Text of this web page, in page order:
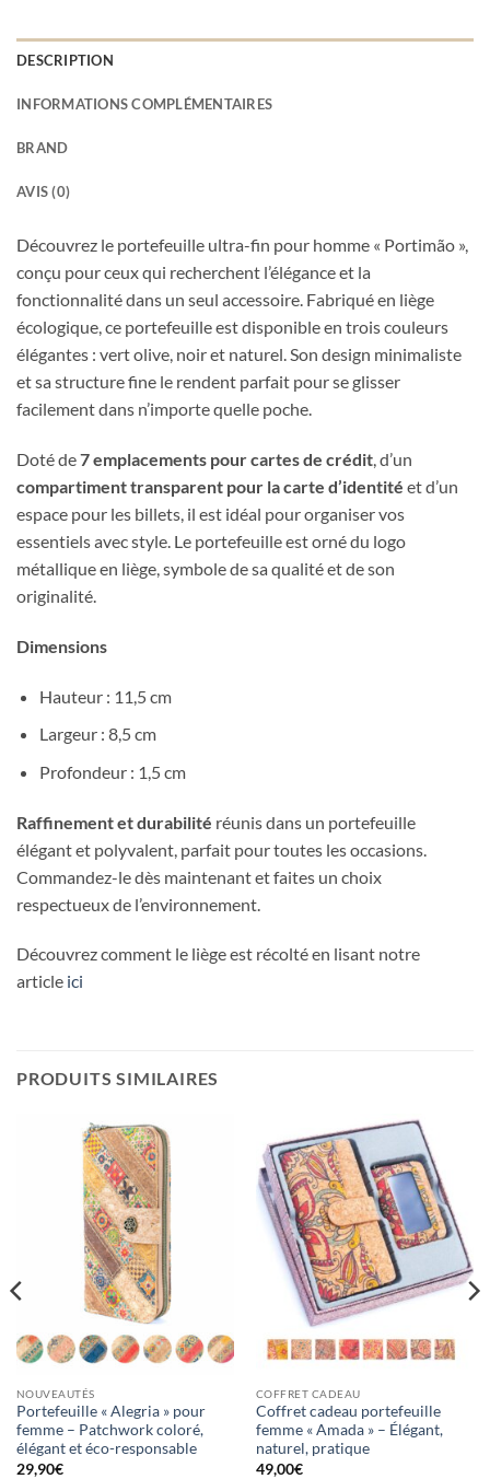
DESCRIPTION
INFORMATIONS COMPLÉMENTAIRES
BRAND
AVIS (0)
Découvrez le portefeuille ultra-fin pour homme « Portimão »,
conçu pour ceux qui recherchent l’élégance et la
fonctionnalité dans un seul accessoire. Fabriqué en liège
écologique, ce portefeuille est disponible en trois couleurs
élégantes : vert olive, noir et naturel. Son design minimaliste
et sa structure fine le rendent parfait pour se glisser
facilement dans n’importe quelle poche.
Doté de7 emplacements pour cartes de crédit, d’un
compartiment transparent pour la carte d’identité et d’un
espace pour les billets, il est idéal pour organiser vos
essentiels avec style. Le portefeuille est orné du logo
métallique en liège, symbole de sa qualité et de son
originalité.
Dimensions
Hauteur : 11,5 cm
Largeur : 8,5 cm
Profondeur : 1,5 cm
Raffinement et durabilité réunis dans un portefeuille
élégant et polyvalent, parfait pour toutes les occasions.
Commandez-le dès maintenant et faites un choix
respectueux de l’environnement.
Découvrez comment le liège est récolté en lisant notre
article ici
PRODUITS SIMILAIRES
NOUVEAUTÉS
Portefeuille « Alegria » pour
femme – Patchwork coloré,
élégant et éco-responsable
29,90€
COFFRET CADEAU
Coffret cadeau portefeuille
femme « Amada » – Élégant,
naturel, pratique
49,00€